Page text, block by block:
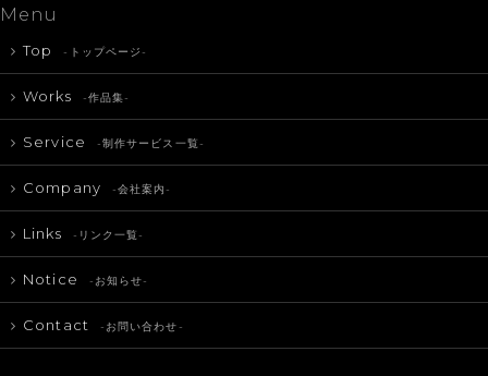
Menu
Top -トップページ-
Works -作品集-
Service -制作サービス一覧-
Company -会社案内-
Links -リンク一覧-
Notice -お知らせ-
Contact -お問い合わせ-